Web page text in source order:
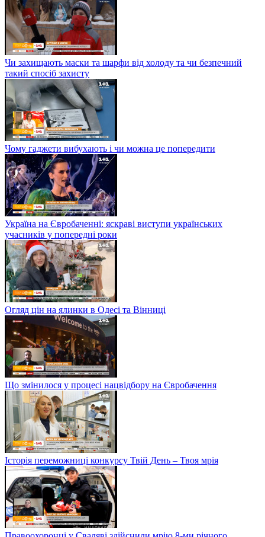
Чи захищають маски та шарфи від холоду та чи безпечний
такий спосіб захисту
Чому гаджети вибухають і чи можна це попередити
Україна на Євробаченні: яскраві виступи українських
учасників у попередні роки
Огляд цін на ялинки в Одесі та Вінниці
Що змінилося у процесі нацвідбору на Євробачення
Історія переможниці конкурсу Твій День – Твоя мрія